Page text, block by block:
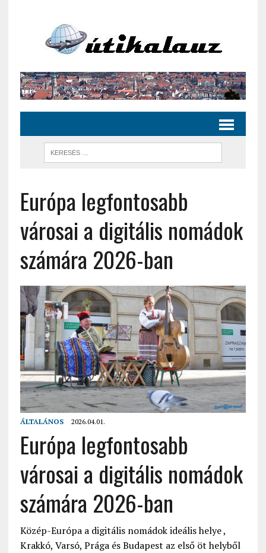
Európa legfontosabb
városai a digitális nomádok
számára 2026-ban
ÁLTALÁNOS 2026.04.01.
Európa legfontosabb
városai a digitális nomádok
számára 2026-ban
Közép-Európa a digitális nomádok ideális helye ,
Krakkó, Varsó, Prága és Budapest az első öt helyből